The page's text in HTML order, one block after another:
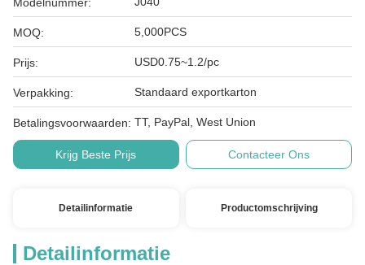
MOQ: 5,000PCS
Prijs: USD0.75~1.2/pc
Verpakking: Standaard exportkarton
Betalingsvoorwaarden: TT, PayPal, West Union
Krijg Beste Prijs Contacteer Ons
Detailinformatie Productomschrijving
Detailinformatie